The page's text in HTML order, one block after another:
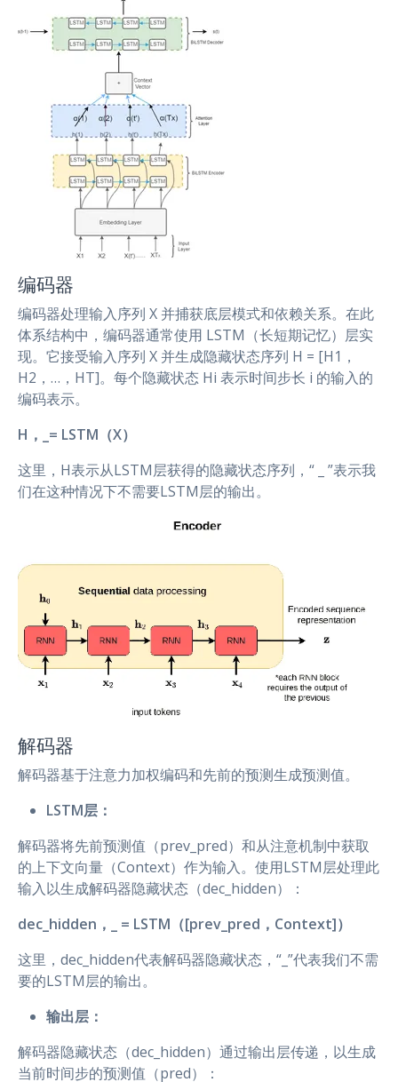
编码器
编码器处理输入序列 X 并捕获底层模式和依赖关系。在此
体系结构中，编码器通常使用 LSTM（长短期记忆）层实
现。它接受输入序列 X 并生成隐藏状态序列 H = [H1，
H2，…，HT]。每个隐藏状态 Hi 表示时间步长 i 的输入的
编码表示。
H，_= LSTM（X）
这里，H表示从LSTM层获得的隐藏状态序列，“ _ ”表示我
们在这种情况下不需要LSTM层的输出。
解码器
解码器基于注意力加权编码和先前的预测生成预测值。
LSTM层：
解码器将先前预测值（prev_pred）和从注意机制中获取
的上下文向量（Context）作为输入。使用LSTM层处理此
输入以生成解码器隐藏状态（dec_hidden）：
dec_hidden，_ = LSTM（[prev_pred，Context]）
这里，dec_hidden代表解码器隐藏状态，“_”代表我们不需
要的LSTM层的输出。
输出层：
解码器隐藏状态（dec_hidden）通过输出层传递，以生成
当前时间步的预测值（pred）：